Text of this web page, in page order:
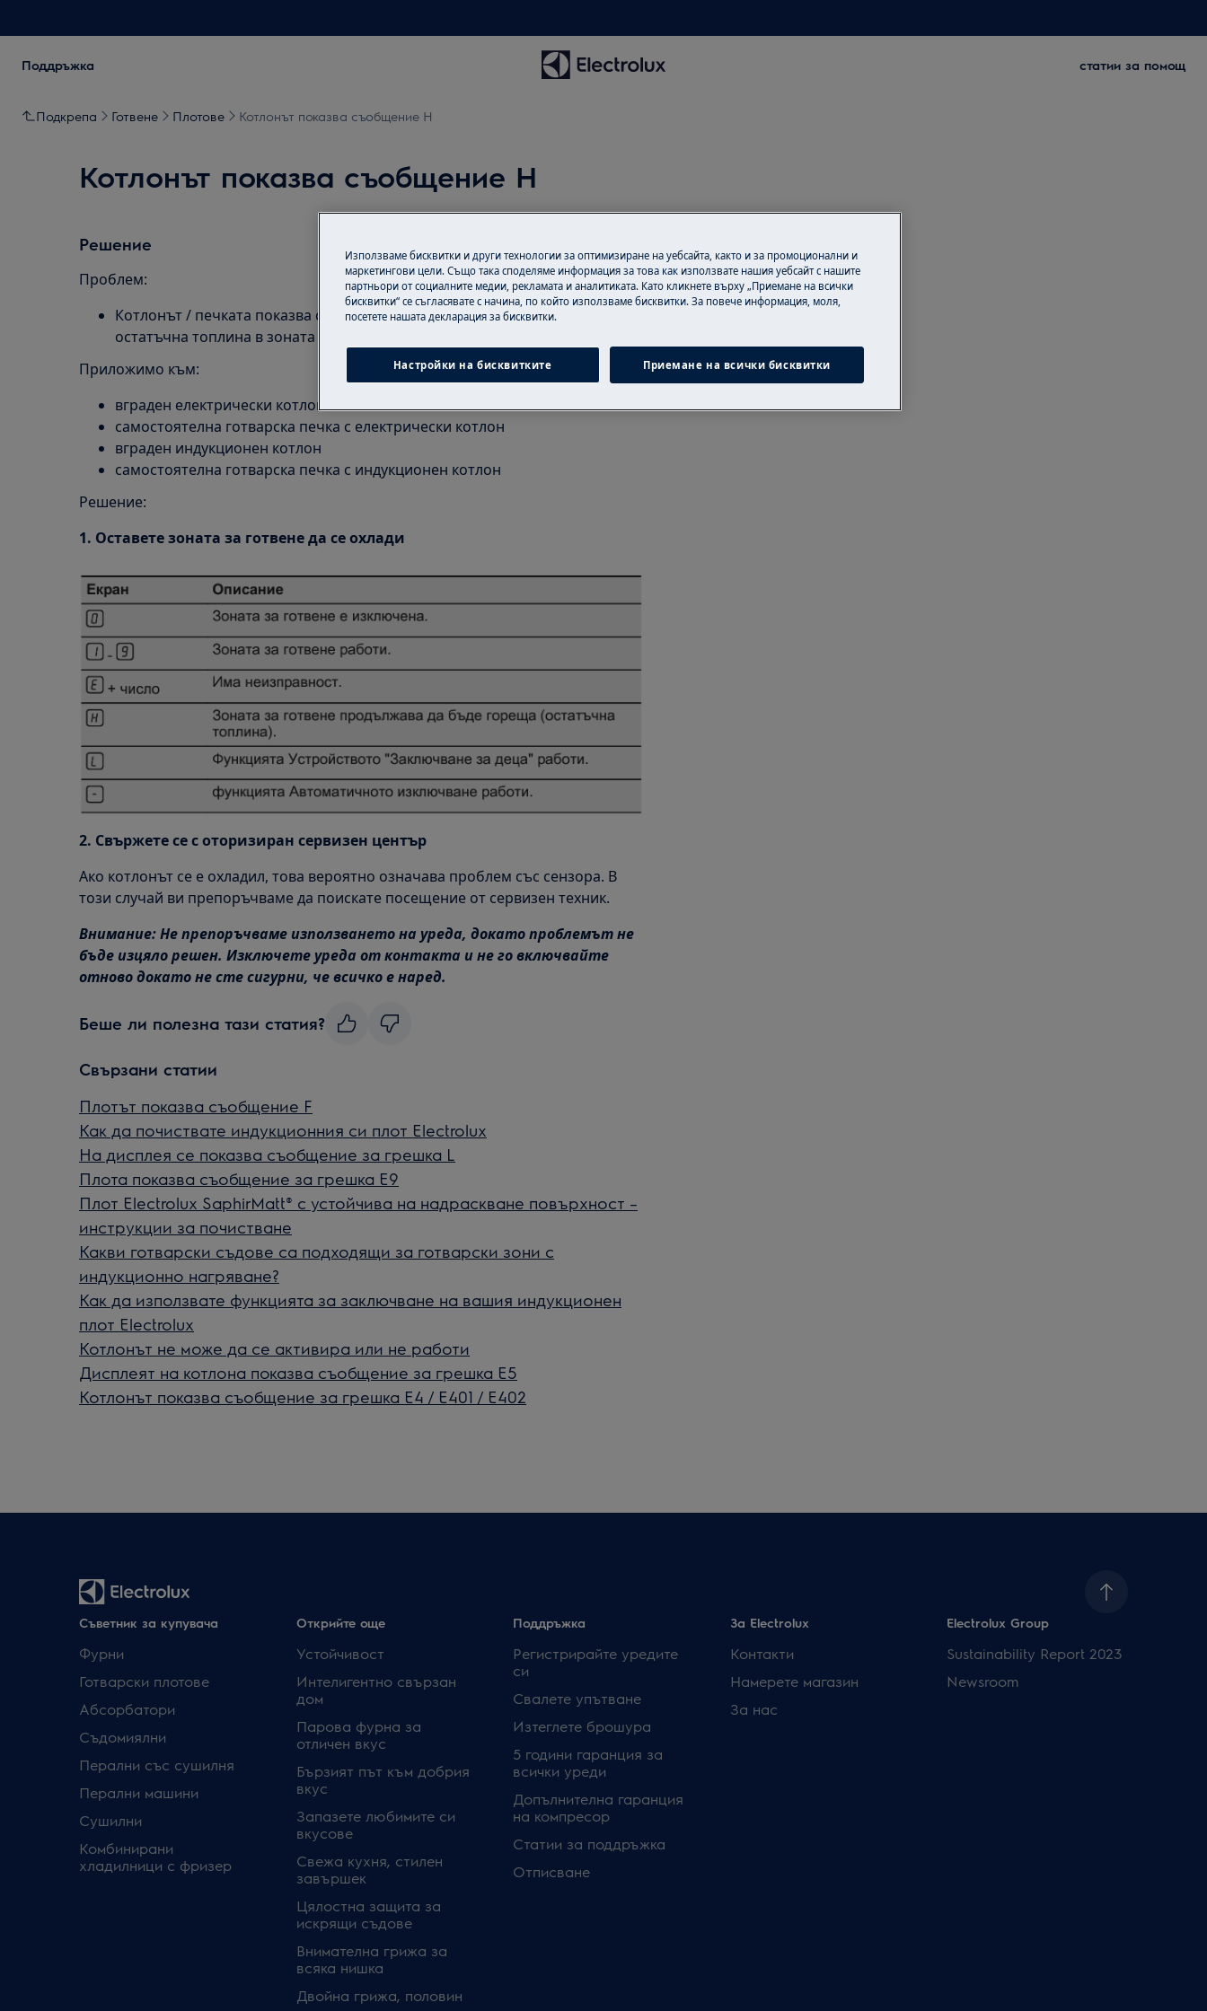
Поддръжка статии за помощ
Подкрепа Готвене Плотове Котлонът показва съобщение H
Котлонът показва съобщение H
Решение
Проблем:
Котлонът / печката показва съобщение H. Обикновено това означава
остатъчна топлина в зоната за готвене.
Приложимо към:
вграден електрически котлон
самостоятелна готварска печка с електрически котлон
вграден индукционен котлон
самостоятелна готварска печка с индукционен котлон
Решение:
1. Оставете зоната за готвене да се охлади
2. Свържете се с оторизиран сервизен център
Ако котлонът се е охладил, това вероятно означава проблем със сензора. В
този случай ви препоръчваме да поискате посещение от сервизен техник.
Внимание: Не препоръчваме използването на уреда, докато проблемът не
бъде изцяло решен. Изключете уреда от контакта и не го включвайте
отново докато не сте сигурни, че всичко е наред.
Беше ли полезна тази статия?
Свързани статии
Плотът показва съобщение F
Как да почиствате индукционния си плот Electrolux
На дисплея се показва съобщение за грешка L
Плота показва съобщение за грешка E9
Плот Electrolux SaphirMatt® с устойчивa на надраскване повърхност –
инструкции за почистване
Какви готварски съдове са подходящи за готварски зони с
индукционно нагряване?
Как да използвате функцията за заключване на вашия индукционен
плот Electrolux
Котлонът не може да се активира или не работи
Дисплеят на котлона показва съобщение за грешка Е5
Котлонът показва съобщение за грешка E4 / E401 / E402
Съветник за купувача
Фурни
Готварски плотове
Абсорбатори
Съдомиялни
Перални със сушилня
Перални машини
Сушилни
Комбинирани
хладилници с фризер
Открийте още
Устойчивост
Интелигентно свързан
дом
Парова фурна за
отличен вкус
Бързият път към добрия
вкус
Запазете любимите си
вкусове
Свежа кухня, стилен
завършек
Цялостна защита за
искрящи съдове
Внимателна грижа за
всяка нишка
Двойна грижа, половин
Поддръжка
Регистрирайте уредите
си
Свалете упътване
Изтеглете брошура
5 години гаранция за
всички уреди
Допълнителна гаранция
на компресор
Статии за поддръжка
Отписване
За Electrolux
Контакти
Намерете магазин
За нас
Electrolux Group
Sustainability Report 2023
Newsroom
Използваме бисквитки и други технологии за оптимизиране на уебсайта, както и за промоционални и
маркетингови цели. Също така споделяме информация за това как използвате нашия уебсайт с нашите
партньори от социалните медии, рекламата и аналитиката. Като кликнете върху „Приемане на всички
бисквитки“ се съгласявате с начина, по който използваме бисквитки. За повече информация, моля,
посетете нашата декларация за бисквитки.
Настройки на бисквитките Приемане на всички бисквитки